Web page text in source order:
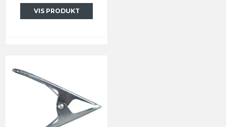
VIS PRODUKT